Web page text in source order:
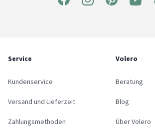
Service
Kundenservice
Versand und Lieferzeit
Zahlungsmethoden
Volero
Beratung
Blog
Über Volero